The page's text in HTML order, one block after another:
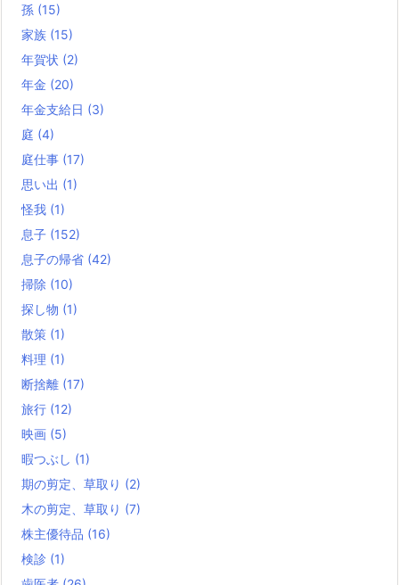
孫 (15)
家族 (15)
年賀状 (2)
年金 (20)
年金支給日 (3)
庭 (4)
庭仕事 (17)
思い出 (1)
怪我 (1)
息子 (152)
息子の帰省 (42)
掃除 (10)
探し物 (1)
散策 (1)
料理 (1)
断捨離 (17)
旅行 (12)
映画 (5)
暇つぶし (1)
期の剪定、草取り (2)
木の剪定、草取り (7)
株主優待品 (16)
検診 (1)